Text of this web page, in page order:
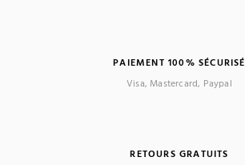
PAIEMENT 100% SÉCURISÉ
Visa, Mastercard, Paypal
RETOURS GRATUITS